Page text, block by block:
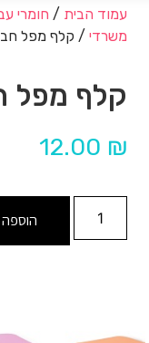
עמוד הבית / חומרי
משרדי / קלף מפל חב'
קלף מפל
12.00 ₪